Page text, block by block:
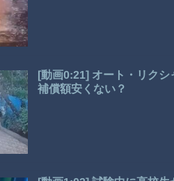
[動画0:21] オート・リク
補償額安くない？